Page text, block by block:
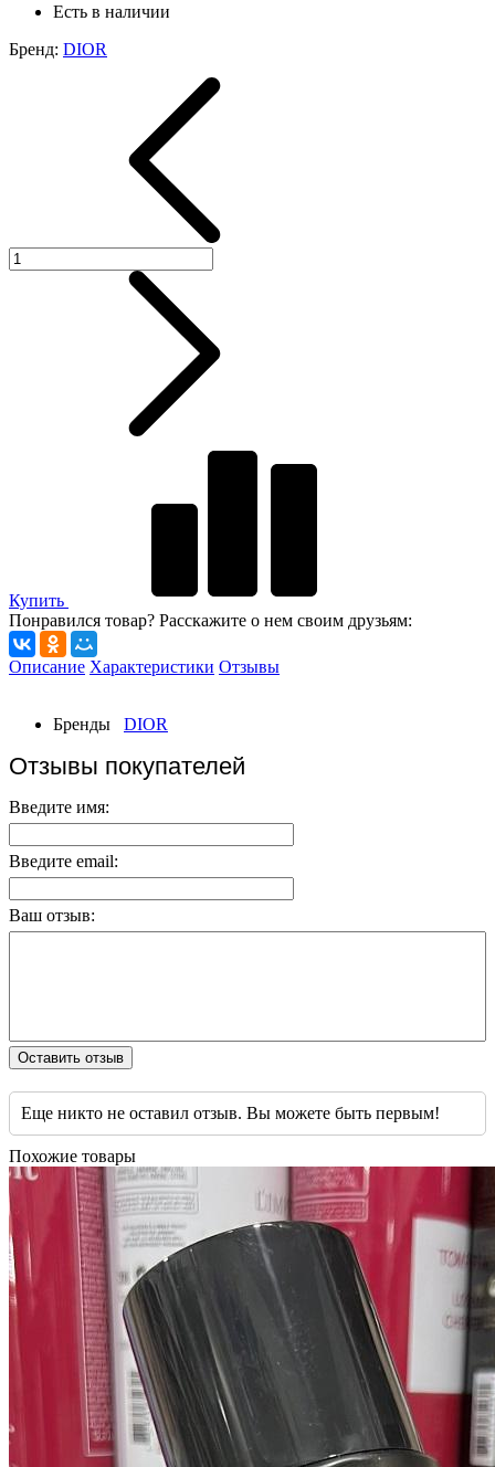
Есть в наличии
Бренд: DIOR
Купить
Понравился товар? Расскажите о нем своим друзьям:
Описание Характеристики Отзывы
Бренды DIOR
Отзывы покупателей
Введите имя:
Введите email:
Ваш отзыв:
Оставить отзыв
Еще никто не оставил отзыв. Вы можете быть первым!
Похожие товары